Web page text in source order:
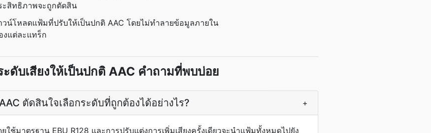
ะสิทธิภาพจะถูกตัดสิน
วน์โหลดแฟ้มที่ปรับให้เป็นปกติ AAC โดยไม่ทำลายข้อมูลภายใน
งแต่ละแทร็ก
ะดับเสียงให้เป็นปกติ AAC คำถามที่พบบ่อย
ตัดสินใจเลือกระดับที่ถูกต้องได้อย่างไร? +
ช้มาตรฐาน EBU R128 และการปรับแต่งการเพิ่มเสียงครั้งเดียวจะนำแฟ้มทั้งหมดไปยัง